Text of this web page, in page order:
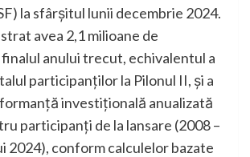
la sfârșitul lunii decembrie 2024.
avea 2,1 milioane de
anului trecut, echivalentul a
participanților la Pilonul II, și a
investițională anualizată
participanți de la lansare (2008 –
2024), conform calculelor bazate